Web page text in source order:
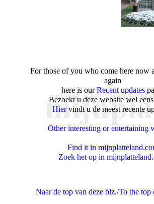
For those of you who come here now
again
here is ourRecent updates
Bezoekt u deze website wel
Hiervindt u de meest recente
Other interesting or entertaining
Find it in
Zoek het op in
Naar de top van deze blz./To the top